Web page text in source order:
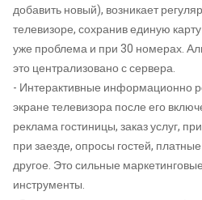
добавить новый), возникает
телевизоре, сохранив единую
уже проблема и при 30 номерах.
это централизовано с сервера.
- Интерактивные информационно
экране телевизора после его
реклама гостиницы, заказ услуг,
при заезде, опросы гостей,
другое. Это сильные
инструменты.